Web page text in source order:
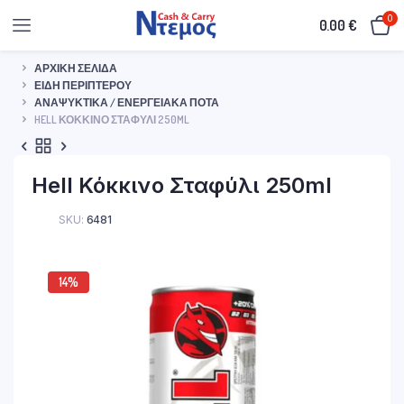
0.00€ 0
ΑΡΧΙΚΉ ΣΕΛΊΔΑ
ΕΊΔΗ ΠΕΡΙΠΤΈΡΟΥ
ΑΝΑΨΥΚΤΙΚΆ / ΕΝΕΡΓΕΙΑΚΆ ΠΟΤΆ
HELL ΚΌΚΚΙΝΟ ΣΤΑΦΎΛΙ 250ML
Hell Κόκκινο Σταφύλι 250ml
SKU: 6481
14%